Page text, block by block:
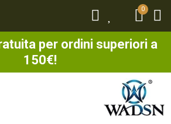
0
per ordini superiori a
150€!
0